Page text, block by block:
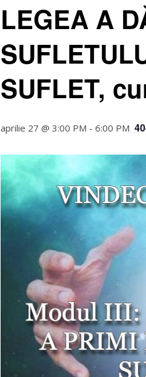
LEGEA A
SUFLET,
aprilie 27 @ 3:00 PM - 6:00 PM